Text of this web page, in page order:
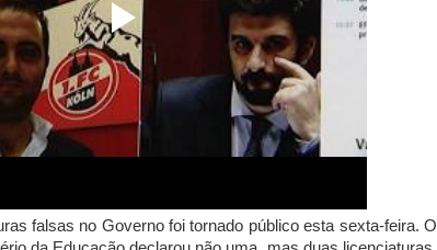
falsas no Governo foi tornado público esta sexta-feira. O